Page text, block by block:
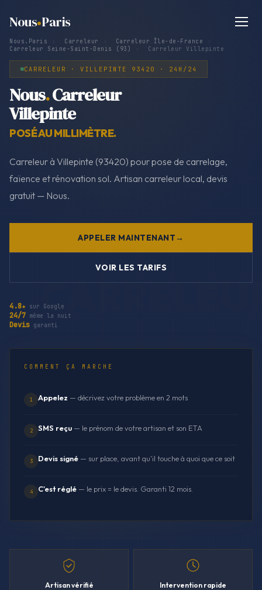
Nous Paris
Nous.Paris Carreleur Carreleur Île-de-France
Carreleur Seine-Saint-Denis (93)
Carreleur Villepinte
CARRELEUR · VILLEPINTE 93420 · 24H/24
Nous.Carreleur
Villepinte
POSÉ AU MILLIMÈTRE.
Carreleur à Villepinte (93420) pour pose de carrelage,
faïence et rénovation sol. Artisan carreleur local, devis
gratuit — Nous.
APPELER MAINTENANT
VOIR LES TARIFS
4.8★ sur Google
24/7 même la nuit
Devis garanti
COMMENT ÇA MARCHE
1 Appelez — décrivez votre problème en 2 mots
2 SMS reçu — le prénom de votre artisan et son ETA
3 Devis signé — sur place, avant qu'il touche à quoi que ce soit
4 C'est réglé — le prix = le devis. Garanti 12 mois.
Artisan vérifié Intervention rapide